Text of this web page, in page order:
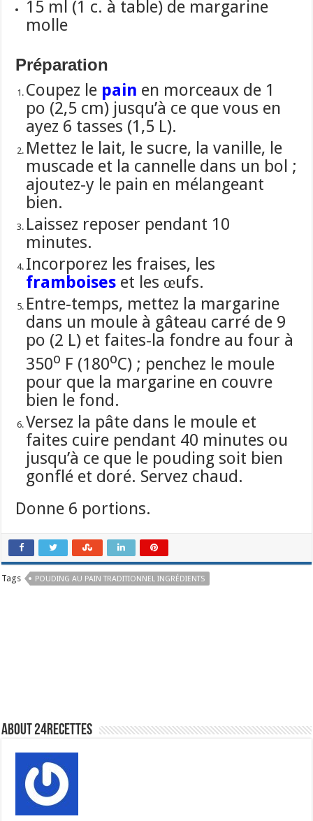
15 ml (1 c. à table) de margarine
molle
Préparation
Coupez le pain en morceaux de 1
po (2,5 cm) jusqu’à ce que vous en
ayez 6 tasses (1,5 L).
Mettez le lait, le sucre, la vanille, le
muscade et la cannelle dans un bol ;
ajoutez-y le pain en mélangeant
bien.
Laissez reposer pendant 10
minutes.
Incorporez les fraises, les
framboises et les œufs.
Entre-temps, mettez la margarine
dans un moule à gâteau carré de 9
po (2 L) et faites-la fondre au four à
350o F (180oC) ; penchez le moule
pour que la margarine en couvre
bien le fond.
Versez la pâte dans le moule et
faites cuire pendant 40 minutes ou
jusqu’à ce que le pouding soit bien
gonflé et doré. Servez chaud.
Donne 6 portions.
Tags POUDING AU PAIN TRADITIONNEL INGRÉDIENTS
About 24recettes